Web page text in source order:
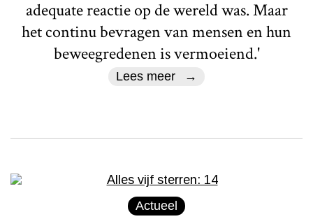
adequate reactie op de wereld was. Maar
het continu bevragen van mensen en hun
beweegredenen is vermoeiend.'
Lees meer
Actueel